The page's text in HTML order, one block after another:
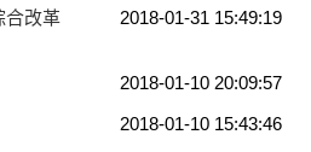
2018-01-31 15:49:19
合改革
2018-01-10 20:09:57
2018-01-10 15:43:46